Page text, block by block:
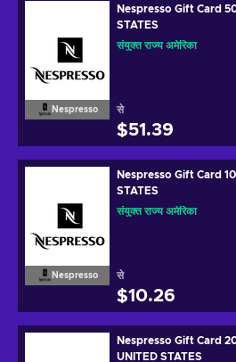
Nespresso
Nespresso Gift Card
STATES
संयुक्त राज्य अमेरिका
से
$51.39
Nespresso
Nespresso Gift Card
STATES
संयुक्त राज्य अमेरिका
से
$10.26
Nespresso Gift Card
UNITED STATES